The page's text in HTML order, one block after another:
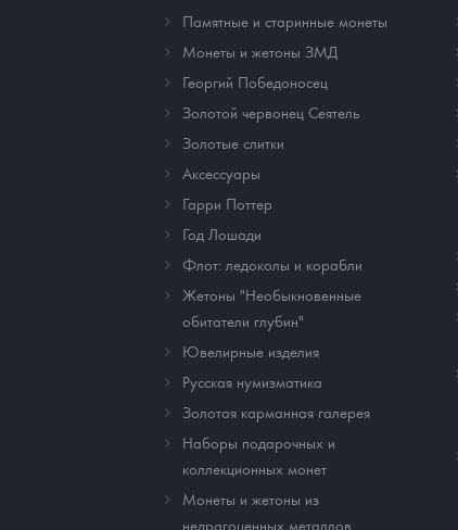
Памятные и старинные монеты
Монеты и жетоны ЗМД
Георгий Победоносец
Золотой червонец Сеятель
Золотые слитки
Аксессуары
Гарри Поттер
Год Лошади
Флот: ледоколы и корабли
Жетоны "Необыкновенные
обитатели глубин"
Ювелирные изделия
Русская нумизматика
Золотая карманная галерея
Наборы подарочных и
коллекционных монет
Монеты и жетоны из
недрагоценных металлов